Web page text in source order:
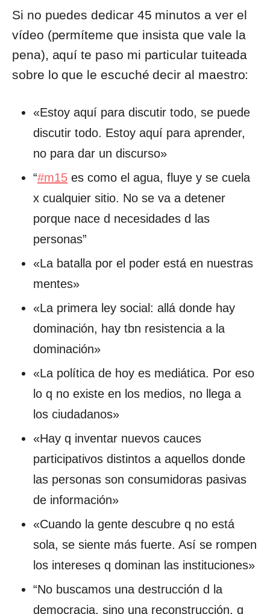
Si no puedes dedicar 45 minutos a ver el
vídeo (permíteme que insista que vale la
pena), aquí te paso mi particular tuiteada
sobre lo que le escuché decir al maestro:
«Estoy aquí para discutir todo, se puede
discutir todo. Estoy aquí para aprender,
no para dar un discurso»
“#m15 es como el agua, fluye y se cuela
x cualquier sitio. No se va a detener
porque nace d necesidades d las
personas”
«La batalla por el poder está en nuestras
mentes»
«La primera ley social: allá donde hay
dominación, hay tbn resistencia a la
dominación»
«La política de hoy es mediática. Por eso
lo q no existe en los medios, no llega a
los ciudadanos»
«Hay q inventar nuevos cauces
participativos distintos a aquellos donde
las personas son consumidoras pasivas
de información»
«Cuando la gente descubre q no está
sola, se siente más fuerte. Así se rompen
los intereses q dominan las instituciones»
“No buscamos una destrucción d la
democracia, sino una reconstrucción, q